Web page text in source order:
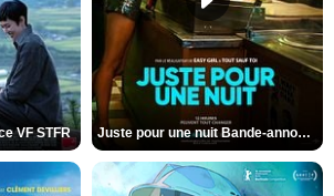
VF STFR Juste pour une nuit Bande-annonce VO STFR